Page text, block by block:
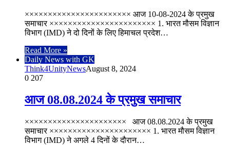
××××××××××××××××××××××× आज 10-08-2024 के प्रमुख
समाचार ××××××××××××××××××××××× 1. भारत मौसम विज्ञान
विभाग (IMD) ने दो दिनों के लिए हिमाचल प्रदेश…
Read More »
Daily News with GK
Think4UnityNewsAugust 8, 2024
0 207
आज 08.08.2024 के प्रमुख समाचार
×××××××××××××××××××××× आज 08.08.2024 के प्रमुख
समाचार ×××××××××××××××××××××× 1. भारत मौसम विज्ञान
विभाग (IMD) ने अगले 4 दिनों के दौरान…